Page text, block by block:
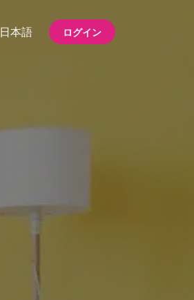
日本語 ログイン